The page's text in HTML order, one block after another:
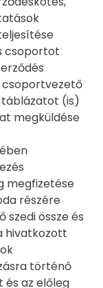
csoportot
csoportvezető
(is)
megküldése
megfizetése
részére
össze és
hivatkozott
történő
az előleg